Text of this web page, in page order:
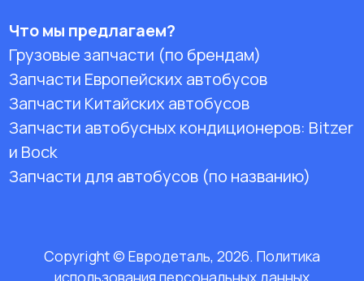
Что мы предлагаем?
Грузовые запчасти (по брендам)
Запчасти Европейских автобусов
Запчасти Китайских автобусов
Запчасти автобусных кондиционеров: Bitzer
и Bock
Запчасти для автобусов (по названию)
Copyright © Евродеталь, 2026. Политика
использования персональных данных